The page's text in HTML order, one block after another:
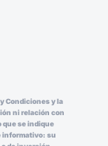
Condiciones y la
ni relación con
que se indique
informativo: su